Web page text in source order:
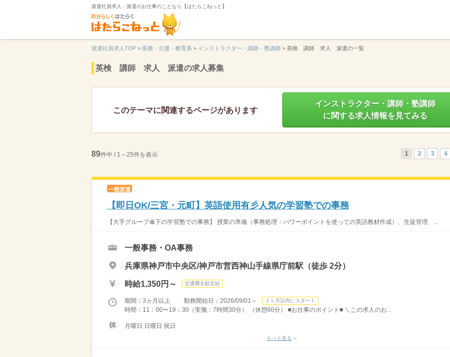
派遣社員求人・派遣のお仕事のことなら【はたらこねっと】
派遣社員求人TOP > 医療・介護・教育系 > インストラクター・講師・塾講師 > 英検 講師 求人 派遣の一覧
英検 講師 求人 派遣の求人募集
このテーマに関連するページがあります
インストラクター・講師・塾講師
に関する求人情報を見てみる
89件中 / 1～25件を表示 1 2 3 4
一般派遣
【即日OK/三宮・元町】英語使用有彡人気の学習塾での事務
【大手グループ傘下の学習塾での事務】 授業の準備（事務処理：パワーポイントを使っての英語教材作成）、生徒管理、...
一般事務・OA事務
兵庫県神戸市中央区/神戸市営西神山手線県庁前駅（徒歩 2分）
時給1,350円～ 交通費全額支給
期間：3ヵ月以上 勤務開始日：2026/09/01～ １ヶ月以内にスタート
時間：11：00〜19：30（実働：7時間30分） （休憩60分） ■お仕事のポイント■ ＼この求人のお...
月曜日 日曜日 祝日
もっと見る